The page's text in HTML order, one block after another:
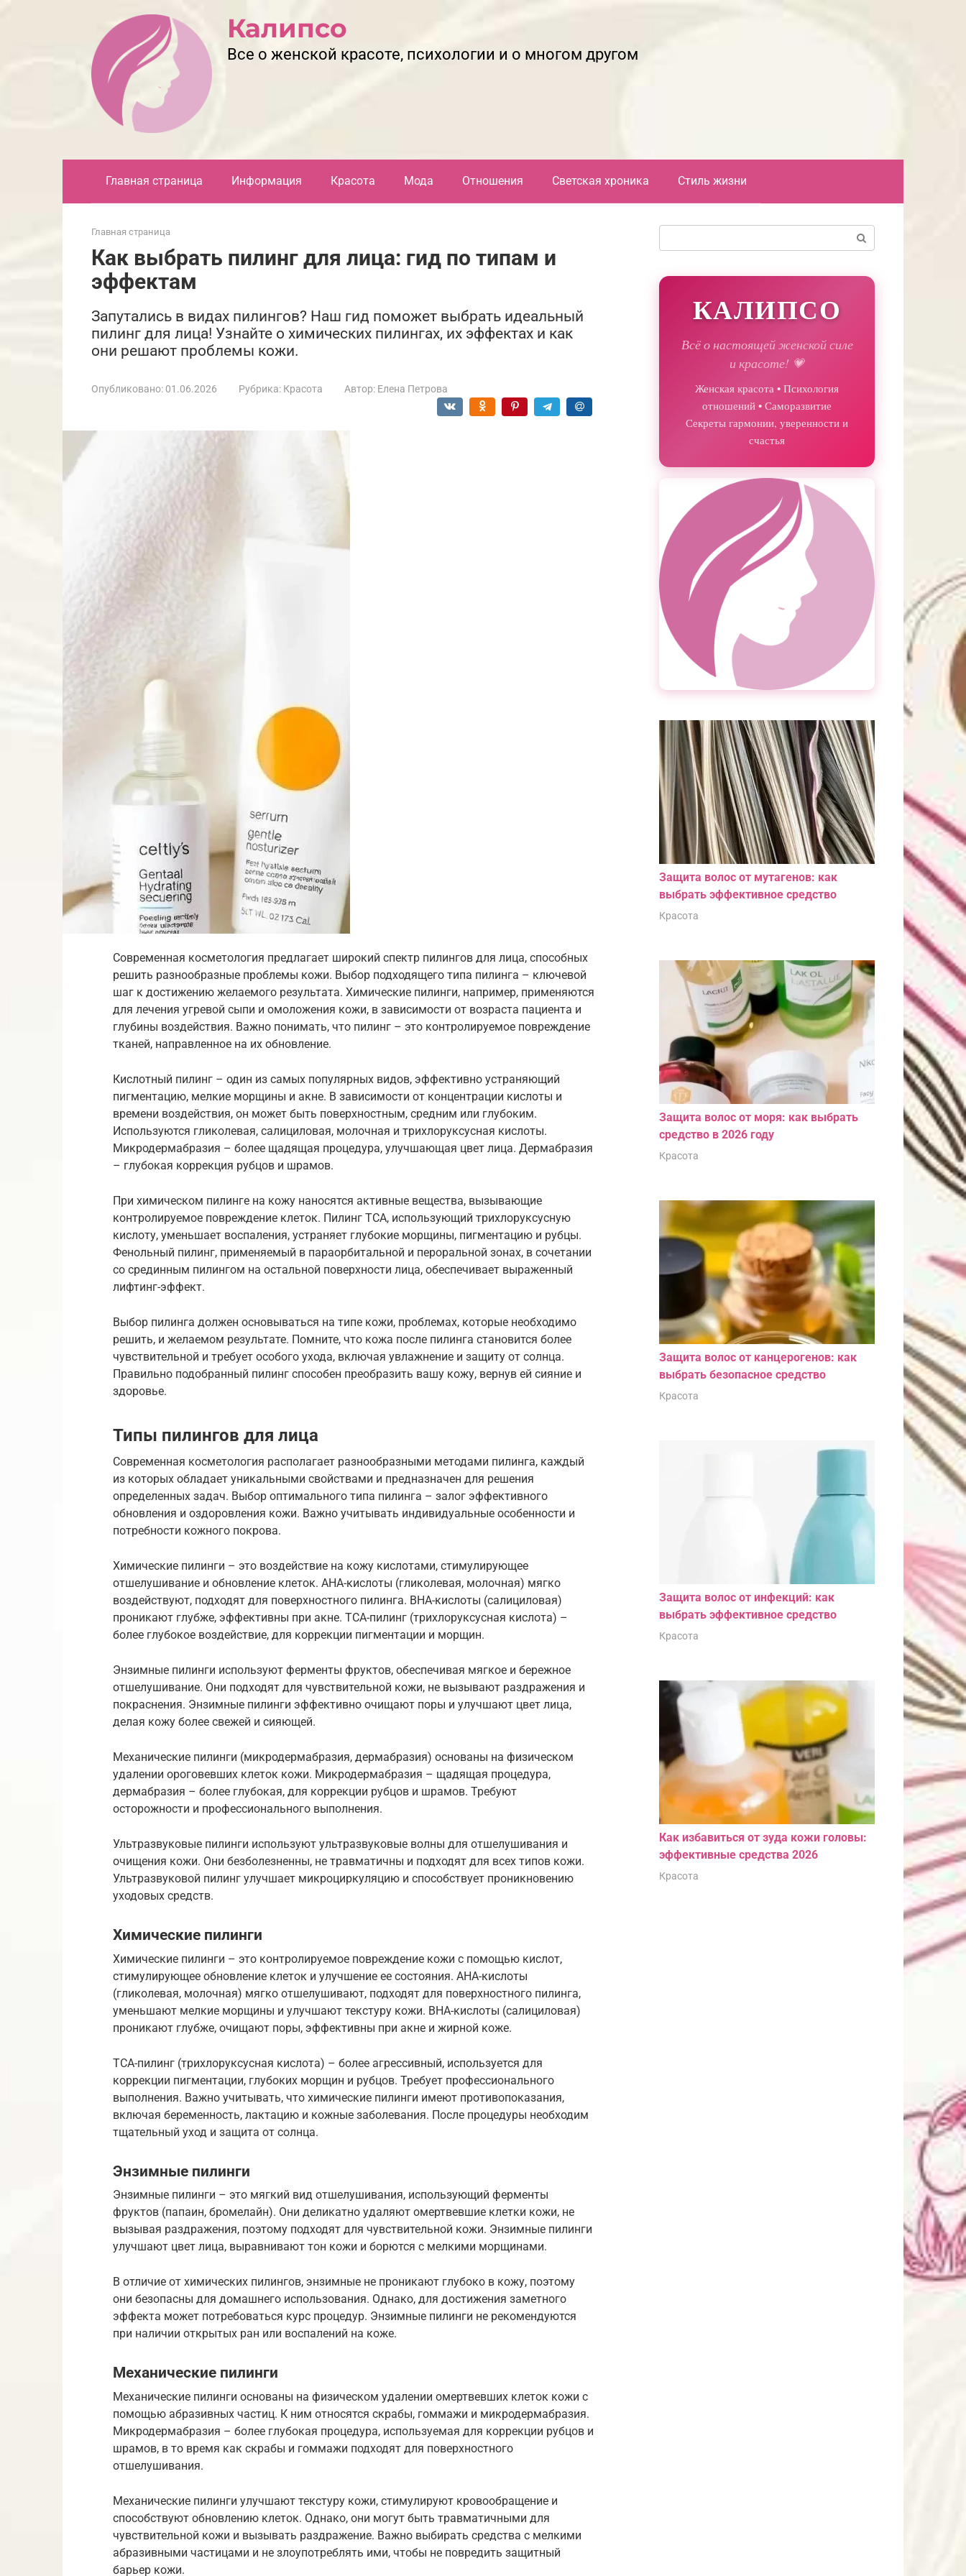
Калипсо
Все о женской красоте, психологии и о многом другом
Главная страница Информация Красота Мода Отношения Светская хроника Стиль жизни
Главная страница
Как выбрать пилинг для лица: гид по типам и
эффектам
Запутались в видах пилингов? Наш гид поможет выбрать идеальный
пилинг для лица! Узнайте о химических пилингах, их эффектах и как
они решают проблемы кожи.
Опубликовано: 01.06.2026 Рубрика: Красота Автор: Елена Петрова
Современная косметология предлагает широкий спектр пилингов для лица, способных
решить разнообразные проблемы кожи. Выбор подходящего типа пилинга – ключевой
шаг к достижению желаемого результата. Химические пилинги, например, применяются
для лечения угревой сыпи и омоложения кожи, в зависимости от возраста пациента и
глубины воздействия. Важно понимать, что пилинг – это контролируемое повреждение
тканей, направленное на их обновление.
Кислотный пилинг – один из самых популярных видов, эффективно устраняющий
пигментацию, мелкие морщины и акне. В зависимости от концентрации кислоты и
времени воздействия, он может быть поверхностным, средним или глубоким.
Используются гликолевая, салициловая, молочная и трихлоруксусная кислоты.
Микродермабразия – более щадящая процедура, улучшающая цвет лица. Дермабразия
– глубокая коррекция рубцов и шрамов.
При химическом пилинге на кожу наносятся активные вещества, вызывающие
контролируемое повреждение клеток. Пилинг ТСА, использующий трихлоруксусную
кислоту, уменьшает воспаления, устраняет глубокие морщины, пигментацию и рубцы.
Фенольный пилинг, применяемый в параорбитальной и пероральной зонах, в сочетании
со срединным пилингом на остальной поверхности лица, обеспечивает выраженный
лифтинг-эффект.
Выбор пилинга должен основываться на типе кожи, проблемах, которые необходимо
решить, и желаемом результате. Помните, что кожа после пилинга становится более
чувствительной и требует особого ухода, включая увлажнение и защиту от солнца.
Правильно подобранный пилинг способен преобразить вашу кожу, вернув ей сияние и
здоровье.
Типы пилингов для лица
Современная косметология располагает разнообразными методами пилинга, каждый
из которых обладает уникальными свойствами и предназначен для решения
определенных задач. Выбор оптимального типа пилинга – залог эффективного
обновления и оздоровления кожи. Важно учитывать индивидуальные особенности и
потребности кожного покрова.
Химические пилинги – это воздействие на кожу кислотами, стимулирующее
отшелушивание и обновление клеток. AHA-кислоты (гликолевая, молочная) мягко
воздействуют, подходят для поверхностного пилинга. BHA-кислоты (салициловая)
проникают глубже, эффективны при акне. TCA-пилинг (трихлоруксусная кислота) –
более глубокое воздействие, для коррекции пигментации и морщин.
Энзимные пилинги используют ферменты фруктов, обеспечивая мягкое и бережное
отшелушивание. Они подходят для чувствительной кожи, не вызывают раздражения и
покраснения. Энзимные пилинги эффективно очищают поры и улучшают цвет лица,
делая кожу более свежей и сияющей.
Механические пилинги (микродермабразия, дермабразия) основаны на физическом
удалении ороговевших клеток кожи. Микродермабразия – щадящая процедура,
дермабразия – более глубокая, для коррекции рубцов и шрамов. Требуют
осторожности и профессионального выполнения.
Ультразвуковые пилинги используют ультразвуковые волны для отшелушивания и
очищения кожи. Они безболезненны, не травматичны и подходят для всех типов кожи.
Ультразвуковой пилинг улучшает микроциркуляцию и способствует проникновению
уходовых средств.
Химические пилинги
Химические пилинги – это контролируемое повреждение кожи с помощью кислот,
стимулирующее обновление клеток и улучшение ее состояния. AHA-кислоты
(гликолевая, молочная) мягко отшелушивают, подходят для поверхностного пилинга,
уменьшают мелкие морщины и улучшают текстуру кожи. BHA-кислоты (салициловая)
проникают глубже, очищают поры, эффективны при акне и жирной коже.
TCA-пилинг (трихлоруксусная кислота) – более агрессивный, используется для
коррекции пигментации, глубоких морщин и рубцов. Требует профессионального
выполнения. Важно учитывать, что химические пилинги имеют противопоказания,
включая беременность, лактацию и кожные заболевания. После процедуры необходим
тщательный уход и защита от солнца.
Энзимные пилинги
Энзимные пилинги – это мягкий вид отшелушивания, использующий ферменты
фруктов (папаин, бромелайн). Они деликатно удаляют омертвевшие клетки кожи, не
вызывая раздражения, поэтому подходят для чувствительной кожи. Энзимные пилинги
улучшают цвет лица, выравнивают тон кожи и борются с мелкими морщинами.
В отличие от химических пилингов, энзимные не проникают глубоко в кожу, поэтому
они безопасны для домашнего использования. Однако, для достижения заметного
эффекта может потребоваться курс процедур. Энзимные пилинги не рекомендуются
при наличии открытых ран или воспалений на коже.
Механические пилинги
Механические пилинги основаны на физическом удалении омертвевших клеток кожи с
помощью абразивных частиц. К ним относятся скрабы, гоммажи и микродермабразия.
Микродермабразия – более глубокая процедура, используемая для коррекции рубцов и
шрамов, в то время как скрабы и гоммажи подходят для поверхностного
отшелушивания.
Механические пилинги улучшают текстуру кожи, стимулируют кровообращение и
способствуют обновлению клеток. Однако, они могут быть травматичными для
чувствительной кожи и вызывать раздражение. Важно выбирать средства с мелкими
абразивными частицами и не злоупотреблять ими, чтобы не повредить защитный
барьер кожи.
КАЛИПСО
Всё о настоящей женской силе
и красоте! 💗
Женская красота • Психология
отношений • Саморазвитие
Секреты гармонии, уверенности и
счастья
Защита волос от мутагенов: как
выбрать эффективное средство
Красота
Защита волос от моря: как выбрать
средство в 2026 году
Красота
Защита волос от канцерогенов: как
выбрать безопасное средство
Красота
Защита волос от инфекций: как
выбрать эффективное средство
Красота
Как избавиться от зуда кожи головы:
эффективные средства 2026
Красота